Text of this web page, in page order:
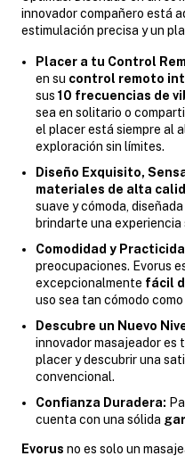
innovador compañero está
estimulación precisa y un
Placer a tu Control
en su control remoto
sus 10 frecuencias de
sea en solitario o
el placer está siempre al
exploración sin límites.
Diseño Exquisito,
materiales de alta
suave y cómoda,
brindarte una
Comodidad y
preocupaciones. Evorus
excepcionalmente fácil
uso sea tan cómodo
Descubre un Nuevo
innovador masajeador es
placer y descubrir una
convencional.
Confianza Duradera:
cuenta con una sólida
Evorus no es solo un